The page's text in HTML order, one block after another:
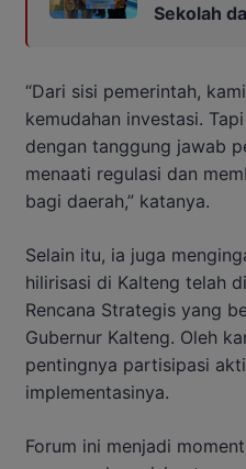
Sekolah
“Dari sisi pemerintah,
kemudahan investasi.
dengan tanggung jawab
menaati regulasi dan
bagi daerah,” katanya.
Selain itu, ia juga
hilirisasi di Kalteng telah
Rencana Strategis yang
Gubernur Kalteng. Oleh
pentingnya partisipasi
implementasinya.
Forum ini menjadi